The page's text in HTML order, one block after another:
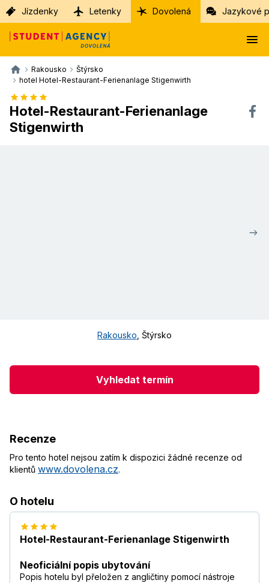
Jízdenky Letenky Dovolená Jazykové
Rakousko
Štýrsko
hotel Hotel-Restaurant-Ferienanlage Stigenwirth
Hotel-Restaurant-Ferienanlage
Stigenwirth
Rakousko Štýrsko
Vyhledat termín
Recenze
Pro tento hotel nejsou zatím k dispozici žádné recenze od
klientů www.dovolena.cz.
O hotelu
Hotel-Restaurant-Ferienanlage Stigenwirth
Neoficiální popis ubytování
Popis hotelu byl přeložen z angličtiny pomocí nástroje